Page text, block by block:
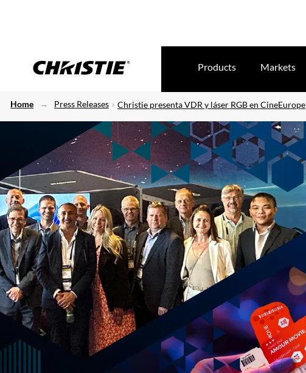
Products Markets
Home Press Releases Christie presenta VDR y láser RGB en CineEurope